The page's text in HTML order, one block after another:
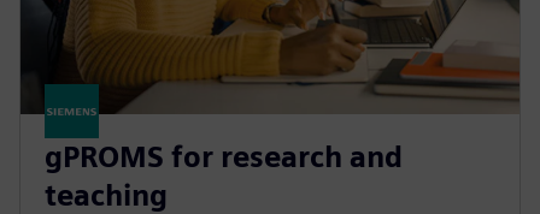
gPROMS for research and
teaching